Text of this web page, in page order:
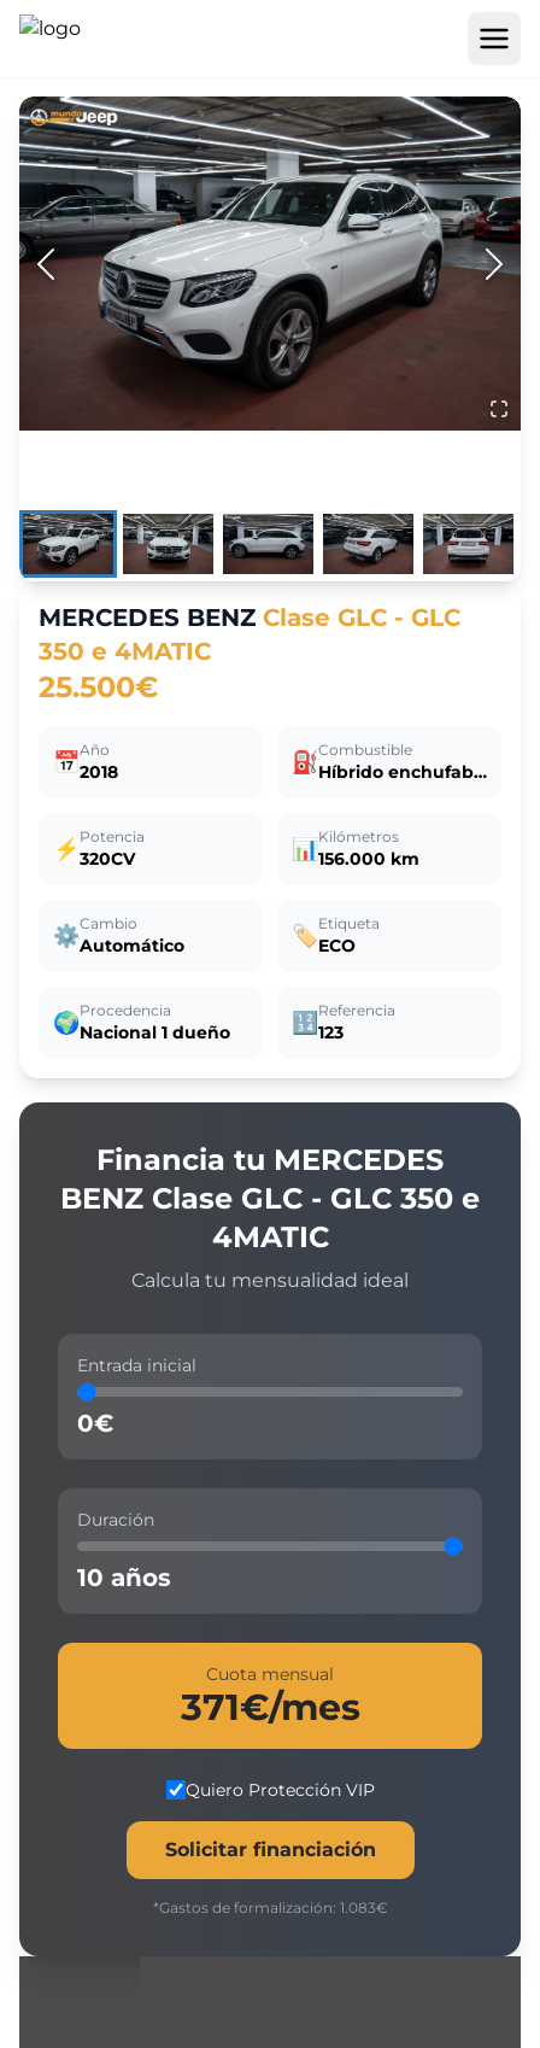
MERCEDES BENZ Clase GLC - GLC
350 e 4MATIC
25.500€
📅Año
2018 ⛽Combustible
Híbrido enchufable
⚡ Potencia
320CV 📊Kilómetros
156.000 km
⚙️Cambio
Automático 🏷️Etiqueta
ECO
🌍Procedencia
Nacional 1 dueño 🔢 Referencia
123
Financia tu MERCEDES
BENZ Clase GLC - GLC 350 e
4MATIC
Calcula tu mensualidad ideal
Entrada inicial
0€
Duración
10 años
Cuota mensual
371€/mes
Quiero Protección VIP
Solicitar financiación
*Gastos de formalización: 1.083€